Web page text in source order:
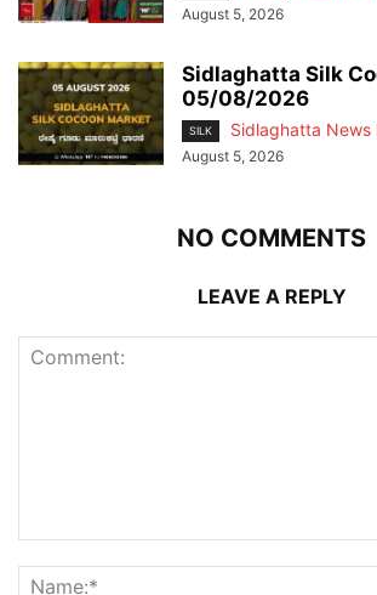
August 5, 2026
Sidlaghatta Silk
05/08/2026
SILK Sidlaghatta News
August 5, 2026
NO COMMENTS
LEAVE A REPLY